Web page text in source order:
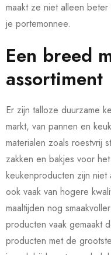
maakt ze niet alleen
je portemonnee.
Een breed
assortiment
Er zijn talloze duurzame
markt, van pannen en
materialen zoals roestvrij
zakken en bakjes voor
keukenproducten zijn
ook vaak van hogere
maaltijden nog
producten vaak gemaakt
producten met de